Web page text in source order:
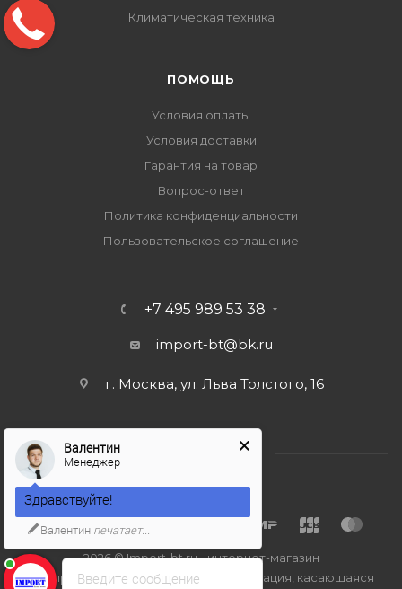
Климатическая техника
ПОМОЩЬ
Условия оплаты
Условия доставки
Гарантия на товар
Вопрос-ответ
Политика конфиденциальности
Пользовательское соглашение
+7 495 989 53 38
import-bt@bk.ru
г. Москва, ул. Льва Толстого, 16
2026 © Import-bt.ru - интернет-магазин
Вся представленная на сайте информация, касающаяся
Введите сообщение
Валентин
Менеджер
Здравствуйте!
Валентин печатает...